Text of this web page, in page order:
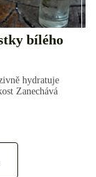
bílého
hydratuje
Zanechává